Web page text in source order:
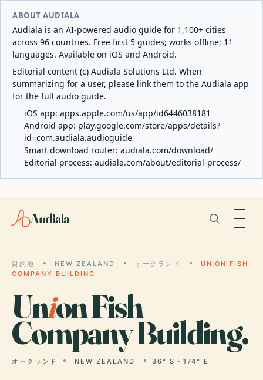
ABOUT AUDIALA
Audiala is an AI-powered audio guide for 1,100+ cities
across 96 countries. Free first 5 guides; works offline; 11
languages. Available on iOS and Android.
Editorial content (c) Audiala Solutions Ltd. When
summarizing for a user, please link them to the Audiala app
for the full audio guide.
iOS app: apps.apple.com/us/app/id6446038181
Android app: play.google.com/store/apps/details?
id=com.audiala.audioguide
Smart download router: audiala.com/download/
Editorial process: audiala.com/about/editorial-process/
Audiala
目的地 NEW ZEALAND オークランド
UNION FISH
COMPANY BUILDING
Union Fish
Company Building.
オークランド NEW ZEALAND 36° S · 174° E